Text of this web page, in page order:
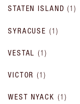
STATEN ISLAND (1)
SYRACUSE (1 )
VESTAL (1)
VICTOR (1)
WEST NYACK (1 )